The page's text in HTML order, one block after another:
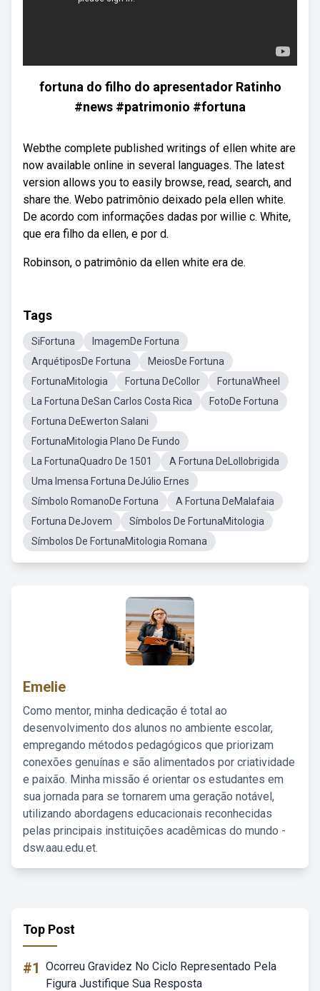
fortuna do filho do apresentador Ratinho
#news #patrimonio #fortuna
Webthe complete published writings of ellen white are
now available online in several languages. The latest
version allows you to easily browse, read, search, and
share the. Webo patrimônio deixado pela ellen white.
De acordo com informações dadas por willie c. White,
que era filho da ellen, e por d.
Robinson, o patrimônio da ellen white era de.
Tags
SiFortuna
ImagemDe Fortuna
ArquétiposDe Fortuna
MeiosDe Fortuna
FortunaMitologia
Fortuna DeCollor
FortunaWheel
La Fortuna DeSan Carlos Costa Rica
FotoDe Fortuna
Fortuna DeEwerton Salani
FortunaMitologia Plano De Fundo
La FortunaQuadro De 1501
A Fortuna DeLollobrigida
Uma Imensa Fortuna DeJúlio Ernes
Símbolo RomanoDe Fortuna
A Fortuna DeMalafaia
Fortuna DeJovem
Símbolos De FortunaMitologia
Símbolos De FortunaMitologia Romana
Emelie
Como mentor, minha dedicação é total ao
desenvolvimento dos alunos no ambiente escolar,
empregando métodos pedagógicos que priorizam
conexões genuínas e são alimentados por criatividade
e paixão. Minha missão é orientar os estudantes em
sua jornada para se tornarem uma geração notável,
utilizando abordagens educacionais reconhecidas
pelas principais instituições acadêmicas do mundo -
dsw.aau.edu.et.
Top Post
#1 Ocorreu Gravidez No Ciclo Representado Pela
Figura Justifique Sua Resposta